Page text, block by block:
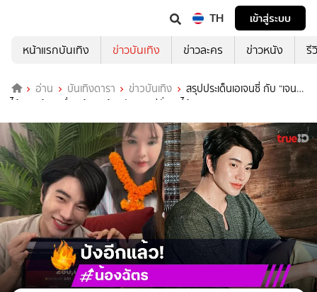
TH
เข้าสู่ระบบ
หน้าแรกบันเทิง
ข่าวบันเทิง ข่าวละคร ข่าวหนัง รี
อ่าน บันเทิงดารา ข่าวบันเทิง
สรุปประเด็นเอเจนซี่ กับ “เจนนี่
ได้หมดถ้าสดชื่น” ด้าน “น้องฉัตร” แค่นั่งรอได้ 2.5แสน